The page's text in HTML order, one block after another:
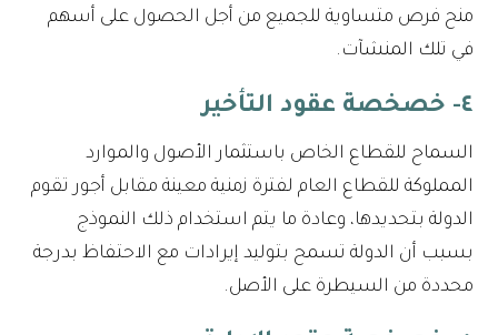
منح فرص متساوية للجميع من أجل الحصول على أسهم
في تلك المنشآت.
٤- خصخصة عقود التأخير
السماح للقطاع الخاص باستثمار الأصول والموارد
المملوكة للقطاع العام لفترة زمنية معينة مقابل أجور تقوم
الدولة بتحديدها، وعادة ما يتم استخدام ذلك النموذج
بسبب أن الدولة تسمح بتوليد إيرادات مع الاحتفاظ بدرجة
محددة من السيطرة على الأصل.